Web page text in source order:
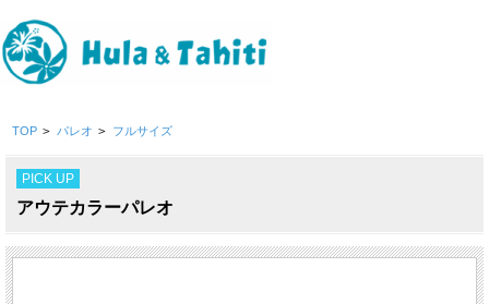
TOP > パレオ > フルサイズ
PICK UP
アウテカラーパレオ